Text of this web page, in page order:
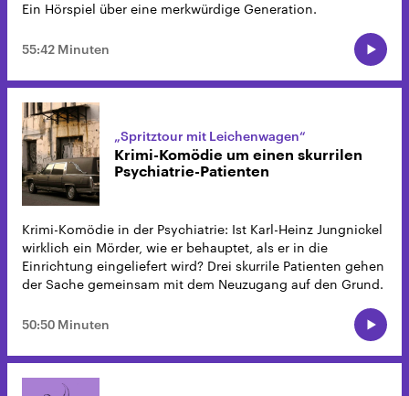
Ein Hörspiel über eine merkwürdige Generation.
55:42 Minuten
„Spritztour mit Leichenwagen“
Krimi-Komödie um einen skurrilen
Psychiatrie-Patienten
Krimi-Komödie in der Psychiatrie: Ist Karl-Heinz Jungnickel
wirklich ein Mörder, wie er behauptet, als er in die
Einrichtung eingeliefert wird? Drei skurrile Patienten gehen
der Sache gemeinsam mit dem Neuzugang auf den Grund.
50:50 Minuten